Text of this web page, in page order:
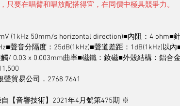
只要在唱臂和唱放配搭得宜，在同價中極具競爭力。
(1kHz 50mm/s horizontal direction)■內阻：4 ohm■
聲音分隔度：25dB(1kHz)■聲道差距：1dB(1kHz)以
/ 0.03 x 0.003mm曲率■磁鐵：釹磁■外殼結構：鋁合
聲貿易公司．2768 7641
【音響技術】2021年4月號第475期 ※